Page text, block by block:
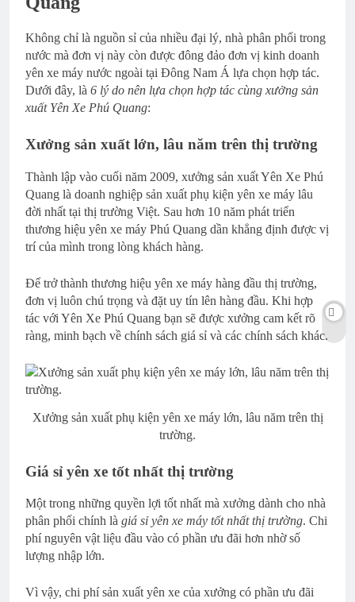
Không chỉ là nguồn sỉ của nhiều đại lý, nhà phân phối trong
nước mà đơn vị này còn được đông đảo đơn vị kinh doanh
yên xe máy nước ngoài tại Đông Nam Á lựa chọn hợp tác.
Dưới đây, là 6 lý do nên lựa chọn hợp tác cùng xưởng sản
xuất Yên Xe Phú Quang:
Xưởng sản xuất lớn, lâu năm trên thị trường
Thành lập vào cuối năm 2009, xưởng sản xuất Yên Xe Phú
Quang là doanh nghiệp sản xuất phụ kiện yên xe máy lâu
đời nhất tại thị trường Việt. Sau hơn 10 năm phát triển
thương hiệu yên xe máy Phú Quang dần khẳng định được vị
trí của mình trong lòng khách hàng.
Để trở thành thương hiệu yên xe máy hàng đầu thị trường,
đơn vị luôn chú trọng và đặt uy tín lên hàng đầu. Khi hợp
tác với Yên Xe Phú Quang bạn sẽ được xưởng cam kết rõ
ràng, minh bạch về chính sách giá sỉ và các chính sách khác.
Xưởng sản xuất phụ kiện yên xe máy lớn, lâu năm trên thị
trường.
Giá sỉ yên xe tốt nhất thị trường
Một trong những quyền lợi tốt nhất mà xưởng dành cho nhà
phân phối chính là giá sỉ yên xe máy tốt nhất thị trường. Chi
phí nguyên vật liệu đầu vào có phần ưu đãi hơn nhờ số
lượng nhập lớn.
Vì vậy, chi phí sản xuất yên xe của xưởng có phần ưu đãi